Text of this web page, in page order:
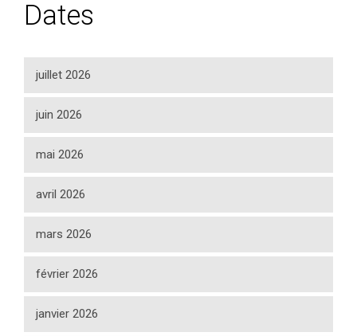
Dates
juillet 2026
juin 2026
mai 2026
avril 2026
mars 2026
février 2026
janvier 2026